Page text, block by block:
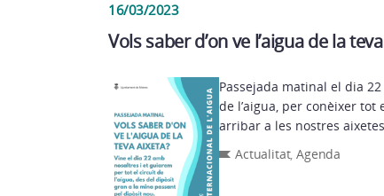
16/03/2023
Vols saber d’on ve l’aigua de la
Passejada matinal el dia
de l’aigua, per conèixer
arribar a les nostres
Actualitat,Agenda